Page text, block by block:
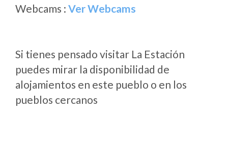
Webcams : Ver Webcams
Si tienes pensado visitar La Estación
puedes mirar la disponibilidad de
alojamientos en este pueblo o en los
pueblos cercanos